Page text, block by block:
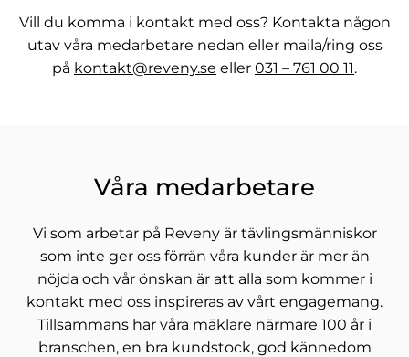
Vill du komma i kontakt med oss? Kontakta någon
utav våra medarbetare nedan eller maila/ring oss
på kontakt@reveny.se eller 031 – 761 00 11.
Våra medarbetare
Vi som arbetar på Reveny är tävlingsmänniskor
som inte ger oss förrän våra kunder är mer än
nöjda och vår önskan är att alla som kommer i
kontakt med oss inspireras av vårt engagemang.
Tillsammans har våra mäklare närmare 100 år i
branschen, en bra kundstock, god kännedom